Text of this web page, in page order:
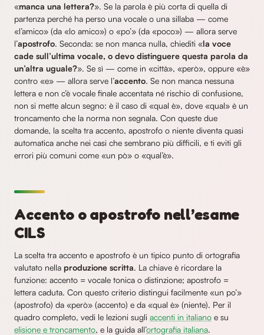
«manca una lettera?». Se la parola è più corta di quella di
partenza perché ha perso una vocale o una sillaba — come
«l’amico» (da «lo amico») o «po’» (da «poco») — allora serve
l’apostrofo. Seconda: se non manca nulla, chiediti «la voce
cade sull’ultima vocale, o devo distinguere questa parola da
un’altra uguale?». Se sì — come in «città», «però», oppure «è»
contro «e» — allora serve l’accento. Se non manca nessuna
lettera e non c’è vocale finale accentata né rischio di confusione,
non si mette alcun segno: è il caso di «qual è», dove «qual» è un
troncamento che la norma non segnala. Con queste due
domande, la scelta tra accento, apostrofo o niente diventa quasi
automatica anche nei casi che sembrano più difficili, e ti eviti gli
errori più comuni come «un pò» o «qual’è».
Accento o apostrofo nell’esame
CILS
La scelta tra accento e apostrofo è un tipico punto di ortografia
valutato nella produzione scritta. La chiave è ricordare la
funzione: accento = vocale tonica o distinzione; apostrofo =
lettera caduta. Con questo criterio distingui facilmente «un po’»
(apostrofo) da «però» (accento) e da «qual è» (niente). Per il
quadro completo, vedi le lezioni sugli accenti in italiano e su
elisione e troncamento, e la guida all’ortografia italiana.